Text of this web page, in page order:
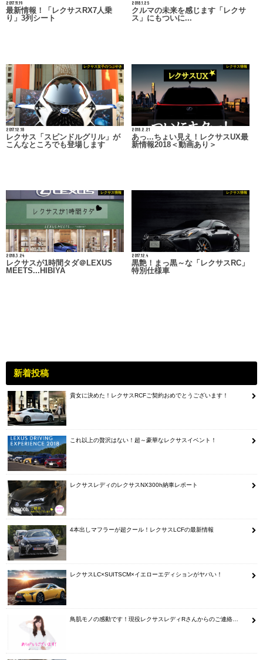
2017.11.19
最新情報！「レクサスRX7人乗
り」3列シート
2018.1.25
クルマの未来を感じます「レクサ
ス」にもついに...
レクサス女子のつぶやき
2017.12.18
レクサス「スピンドルグリル」が
こんなところでも登場します
レクサス情報
2018.2.21
あっ...ちょい見え！レクサスUX最
新情報2018＜動画あり＞
レクサス情報
2018.3.24
レクサスが1時間タダ＠LEXUS
MEETS...HIBIYA
レクサス情報
2017.12.4
黒艶！まっ黒～な「レクサスRC」
特別仕様車
新着投稿
貴女に決めた！レクサスRCFご契約おめでとうございます！
これ以上の贅沢はない！超～豪華なレクサスイベント！
レクサスレディのレクサスNX300h納車レポート
4本出しマフラーが超クール！レクサスLCFの最新情報
レクサスLC×SUITSCM×イエローエディションがヤバい！
鳥肌モノの感動です！現役レクサスレディRさんからのご連絡…